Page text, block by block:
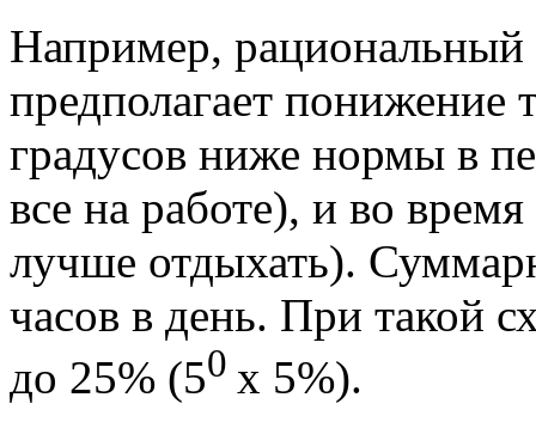
Например, рациональный
предполагает понижение
градусов ниже нормы в
все на работе), и во
лучше отдыхать).
часов в день. При такой
до 25% (50 х 5%).